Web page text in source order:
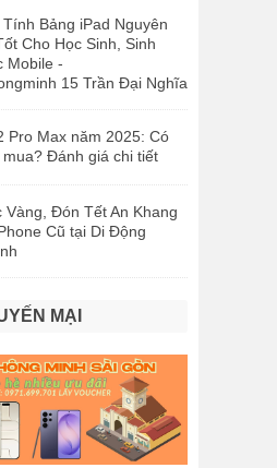
Bảng iPad Nguyên
Cho Học Sinh, Sinh
Mobile -
15 Trần Đại Nghĩa
Pro Max năm 2025: Có
Đánh giá chi tiết
Vàng, Đón Tết An Khang
Cũ tại Di Động
MẠI